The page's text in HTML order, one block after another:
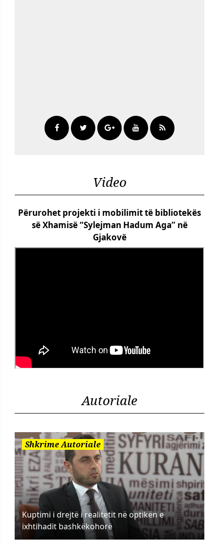
Video
Përurohet projekti i mobilimit të bibliotekës
së Xhamisë “Sylejman Hadum Aga” në
Gjakovë
Autoriale
Shkrime Autoriale
Kuptimi i drejtë i realitetit në optikën e
ixhtihadit bashkëkohorë